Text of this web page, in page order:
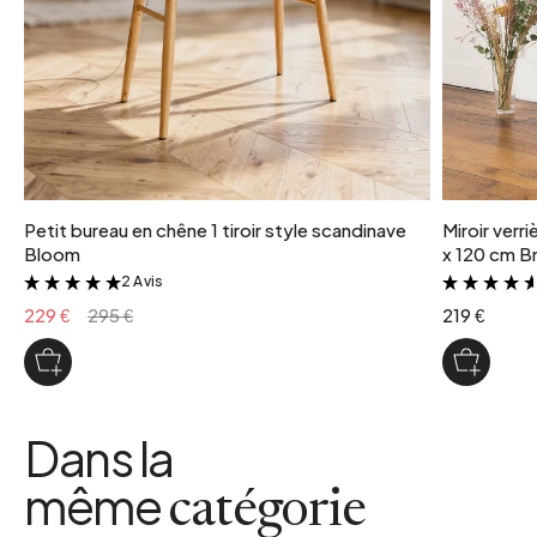
3 kg
puissance ampoule
220 W
type de douille
E27
coloris
Naturel
Petit bureau en chêne 1 tiroir style scandinave
Bloom
&
2 Avis
229 € 295 €
Miroir
x 120 cm
219 €
Dans la
mêmecatégorie